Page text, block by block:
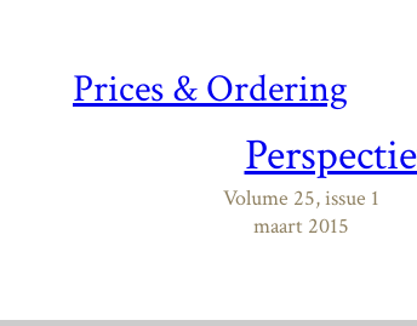
Prices & Ordering
Volume 25, issue 1
maart 2015